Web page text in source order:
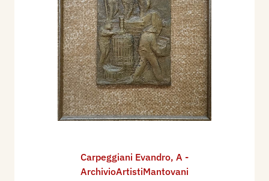
Carpeggiani Evandro, A -
ArchivioArtistiMantovani